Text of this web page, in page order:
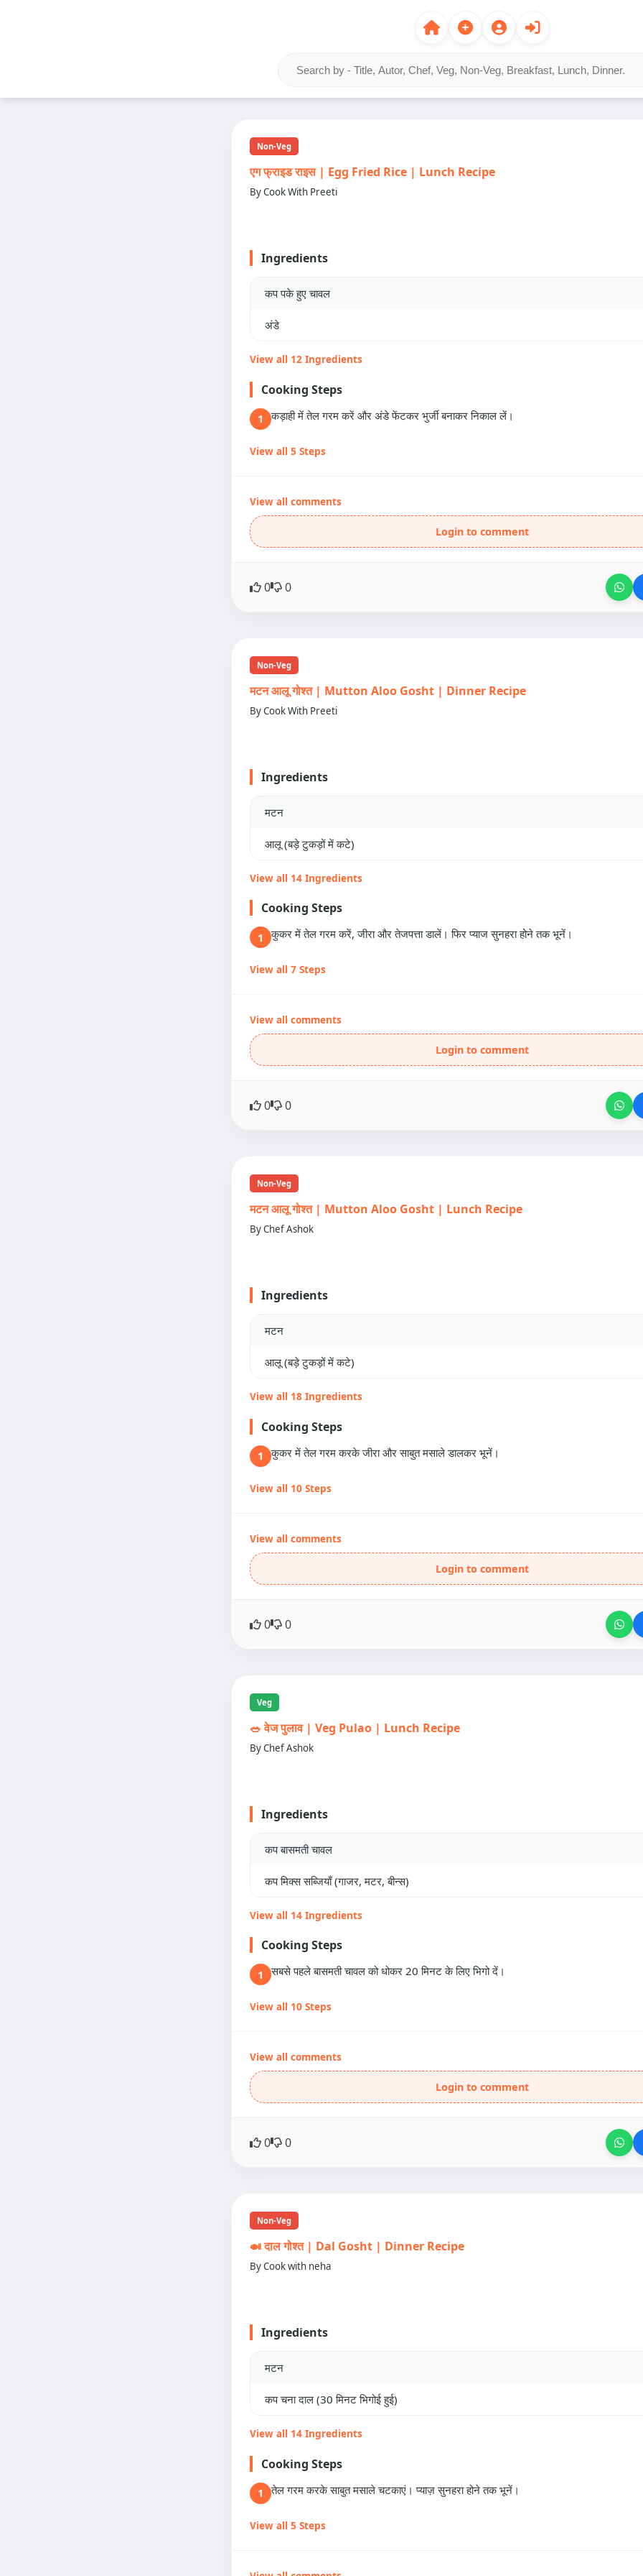
Non-Veg
एग फ्राइड राइस | Egg Fried Rice | Lunch Recipe
By Cook With Preeti
Ingredients
कप पके हुए चावल
अंडे
View all 12 Ingredients
Cooking Steps
1 कड़ाही में तेल गरम करें और अंडे फेंटकर भुर्जी बनाकर निकाल लें।
View all 5 Steps
View all comments
Login to comment
0 0
Non-Veg
मटन आलू गोश्त | Mutton Aloo Gosht | Dinner Recipe
By Cook With Preeti
Ingredients
मटन
आलू (बड़े टुकड़ों में कटे)
View all 14 Ingredients
Cooking Steps
1 कुकर में तेल गरम करें, जीरा और तेजपत्ता डालें। फिर प्याज सुनहरा होने तक भूनें।
View all 7 Steps
View all comments
Login to comment
0 0
Non-Veg
मटन आलू गोश्त | Mutton Aloo Gosht | Lunch Recipe
By Chef Ashok
Ingredients
मटन
आलू (बड़े टुकड़ों में कटे)
View all 18 Ingredients
Cooking Steps
1 कुकर में तेल गरम करके जीरा और साबुत मसाले डालकर भूनें।
View all 10 Steps
View all comments
Login to comment
0 0
Veg
🥗 वेज पुलाव | Veg Pulao | Lunch Recipe
By Chef Ashok
Ingredients
कप बासमती चावल
कप मिक्स सब्जियाँ (गाजर, मटर, बीन्स)
View all 14 Ingredients
Cooking Steps
1 सबसे पहले बासमती चावल को धोकर 20 मिनट के लिए भिगो दें।
View all 10 Steps
View all comments
Login to comment
0 0
Non-Veg
🍛 दाल गोश्त | Dal Gosht | Dinner Recipe
By Cook with neha
Ingredients
मटन
कप चना दाल (30 मिनट भिगोई हुई)
View all 14 Ingredients
Cooking Steps
1 तेल गरम करके साबुत मसाले चटकाएं। प्याज़ सुनहरा होने तक भूनें।
View all 5 Steps